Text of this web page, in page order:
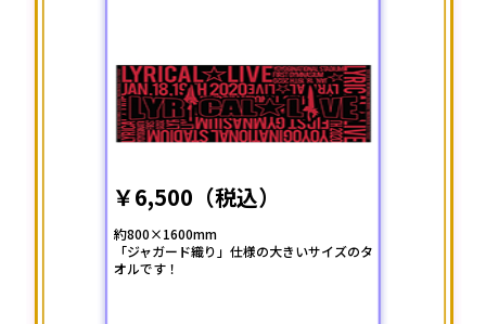
￥6,500（税込）
約800×1600mm
「ジャガード織り」仕様の大きいサイズのタ
オルです！